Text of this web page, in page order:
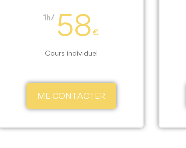
1h/ 58 €
Cours individuel
ME CONTACTER